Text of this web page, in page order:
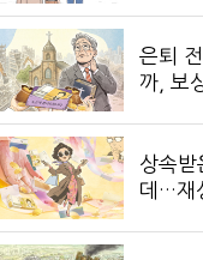
은퇴
까, 보
상속받
데…재